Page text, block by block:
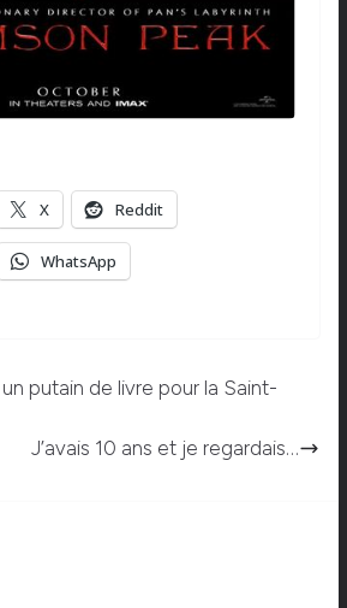
X Reddit
WhatsApp
un putain de livre pour la Saint-
J’avais 10 ans et je regardais…